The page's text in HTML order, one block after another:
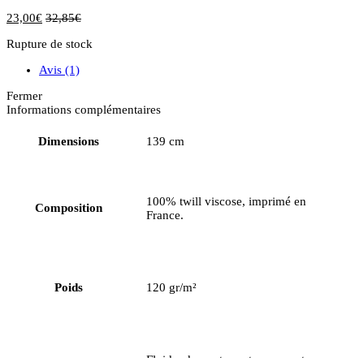
23,00€ 32,85€
Rupture de stock
Avis (1)
Fermer
Informations complémentaires
Dimensions 139 cm
Composition
100% twill viscose, imprimé en
France.
Poids 120 gr/m²